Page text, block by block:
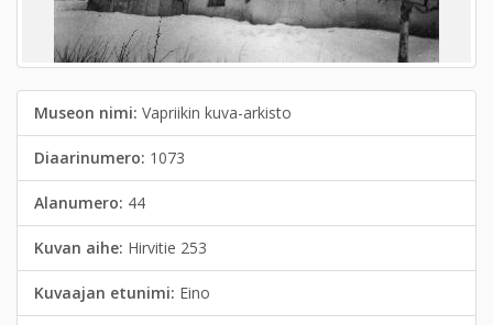
Museon nimi: Vapriikin kuva-arkisto
Diaarinumero: 1073
Alanumero: 44
Kuvan aihe: Hirvitie 253
Kuvaajan etunimi: Eino